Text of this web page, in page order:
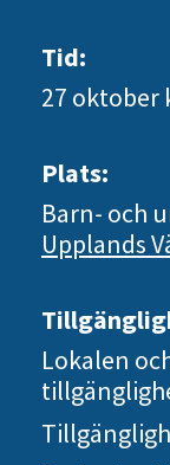
Tid:
27 oktober
Plats:
Barn- och
Upplands
Lokalen